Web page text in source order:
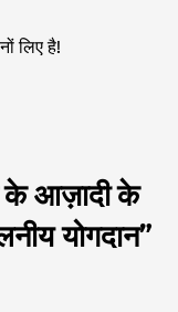
लिए है!
आज़ादी के
योगदान”